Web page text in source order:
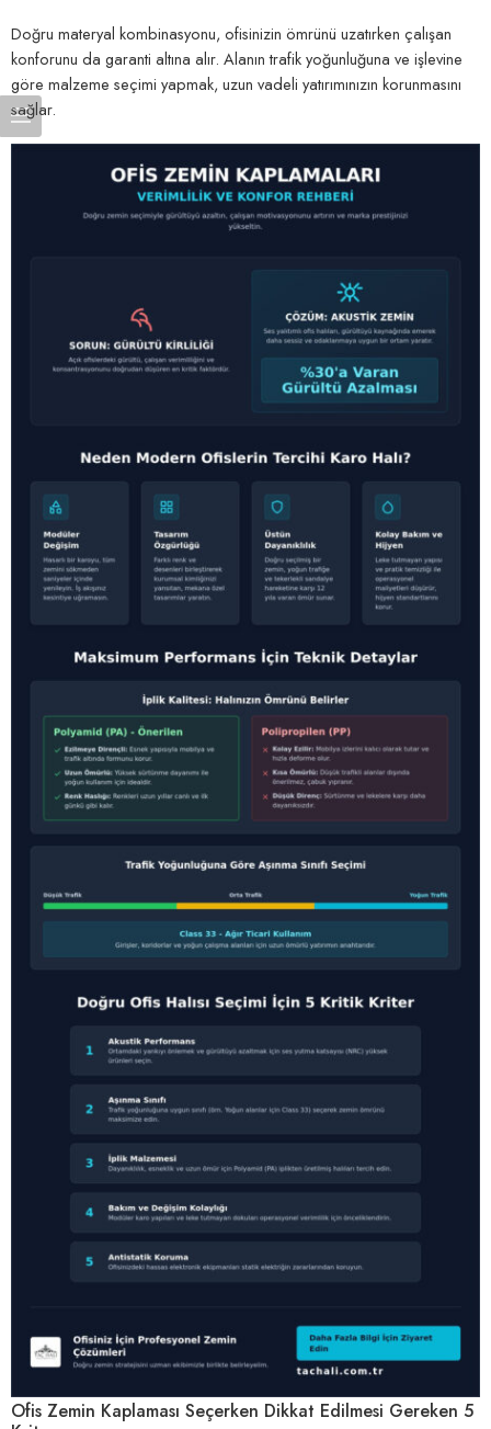
Doğru materyal kombinasyonu, ofisinizin ömrünü uzatırken çalışan
konforunu da garanti altına alır. Alanın trafik yoğunluğuna ve işlevine
göre malzeme seçimi yapmak, uzun vadeli yatırımınızın korunmasını
sağlar.
Ofis Zemin Kaplaması Seçerken Dikkat Edilmesi Gereken 5